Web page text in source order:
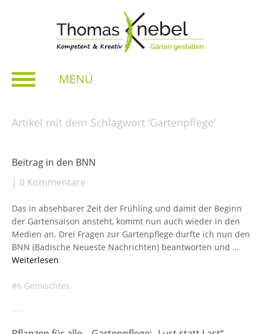
MENÜ
Artikel mit dem Schlagwort ‘Gartenpflege’
Beitrag in den BNN
0 Kommentare
Das in absehbarer Zeit der Frühling und damit der Beginn
der Gartensaison ansteht, kommt nun auch wieder in den
Medien an. Drei Fragen zur Gartenpflege durfte ich nun den
BNN (Badische Neueste Nachrichten) beantworten und …
Weiterlesen
6 Gemischtes